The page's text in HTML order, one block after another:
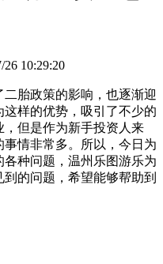
10:29:20
胎政策的影响，也逐渐迎
样的优势，吸引了不少的
但是作为新手投资人来
情非常多。所以，今日为
种问题，温州乐图游乐为
的问题，希望能够帮助到